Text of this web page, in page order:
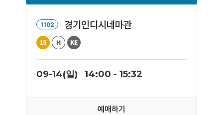
1102 경기인디시네마관
09-14(일) 14:00 - 15:32
예매하기